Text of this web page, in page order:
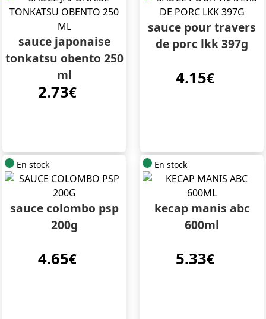
sauce japonaise
tonkatsu obento 250
ml
2.73€
sauce pour travers
de porc lkk 397g
4.15€
En stock
sauce colombo psp
200g
4.65€
En stock
kecap manis abc
600ml
5.33€